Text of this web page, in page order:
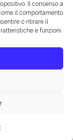
Il consenso a
il comportamento
o ritirare il
e funzioni.
previsti
materia di
10515651007 -